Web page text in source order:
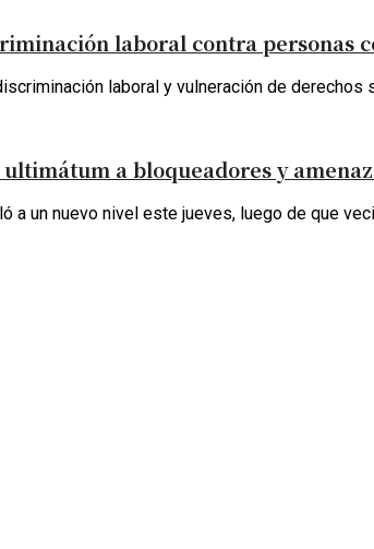
laboral contra personas
laboral y vulneración de
a bloqueadores y
a un nuevo nivel este jueves, luego de que